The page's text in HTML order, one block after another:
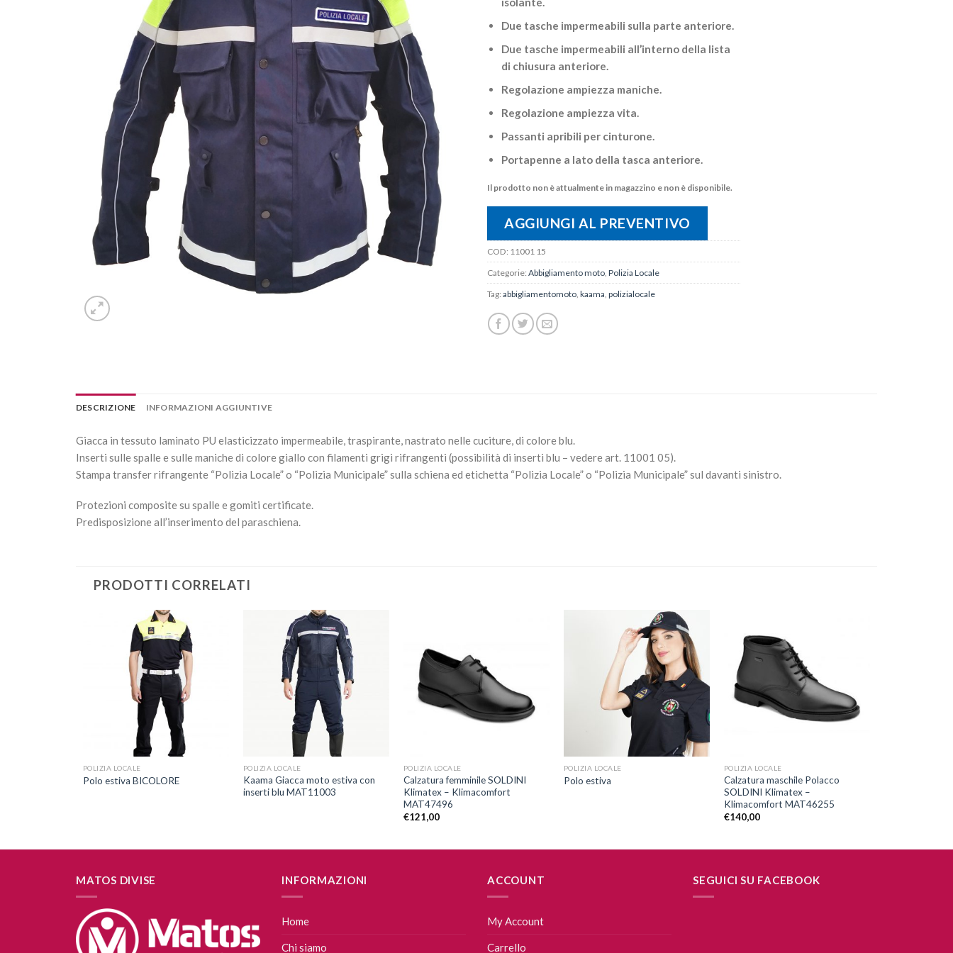
Due tasche impermeabili sulla parte anteriore.
Due tasche impermeabili all’interno della lista
di chiusura anteriore.
Regolazione ampiezza maniche.
Regolazione ampiezza vita.
Passanti apribili per cinturone.
Portapenne a lato della tasca anteriore.
Il prodotto non è attualmente in magazzino e non è disponibile.
AGGIUNGI AL PREVENTIVO
COD: 11001 15
Categorie: Abbigliamento moto, Polizia Locale
Tag: abbigliamentomoto, kaama, polizialocale
DESCRIZIONE INFORMAZIONI AGGIUNTIVE
Giacca in tessuto laminato PU elasticizzato impermeabile, traspirante, nastrato nelle cuciture, di colore blu.
Inserti sulle spalle e sulle maniche di colore giallo con filamenti grigi rifrangenti (possibilità di inserti blu – vedere art. 11001 05).
Stampa transfer rifrangente “Polizia Locale” o “Polizia Municipale” sulla schiena ed etichetta “Polizia Locale” o “Polizia Municipale” sul davanti sinistro.
Protezioni composite su spalle e gomiti certificate.
Predisposizione all’inserimento del paraschiena.
PRODOTTI CORRELATI
Aggiungi
alla lista
desideri
POLIZIA LOCALE
Polo estiva BICOLORE
Aggiungi
alla lista
desideri
POLIZIA LOCALE
Kaama Giacca moto estiva con
inserti blu MAT11003
POLIZIA LOCALE
Calzatura femminile SOLDINI
Klimatex – Klimacomfort
MAT47496
€121,00
Aggiungi
alla lista
dei
desideri
POLIZIA LOCALE
Polo estiva
POLIZIA LOCALE
Calzatura maschile Polacco
SOLDINI Klimatex –
Klimacomfort MAT46255
€140,00
MATOS DIVISE INFORMAZIONI
Home
Chi siamo
ACCOUNT
My Account
Carrello
SEGUICI SU FACEBOOK